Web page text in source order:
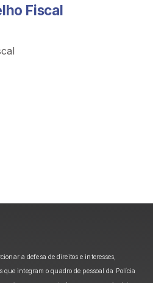
Fiscal
a defesa de direitos e interesses,
integram o quadro de pessoal da Polícia